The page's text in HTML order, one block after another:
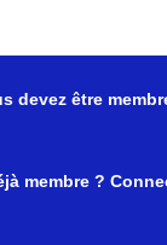
devez être
membre ?